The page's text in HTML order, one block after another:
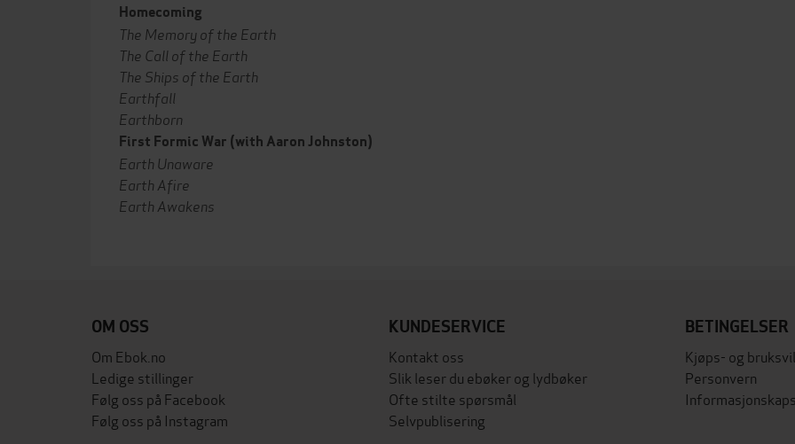
Homecoming
The Memory of the Earth
The Call of the Earth
The Ships of the Earth
Earthfall
Earthborn
First Formic War (with Aaron Johnston)
Earth Unaware
Earth Afire
Earth Awakens
OM OSS
Om Ebok.no
Ledige stillinger
Følg oss på Facebook
Følg oss på Instagram
KUNDESERVICE
Kontakt oss
Slik leser du ebøker og lydbøker
Ofte stilte spørsmål
Selvpublisering
BETINGELSER
Kjøps- og
Personvern